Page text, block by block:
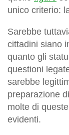
unico criterio:
Sarebbe
cittadini siano
quanto gli
questioni
sarebbe
preparazione
molte di
evidenti.